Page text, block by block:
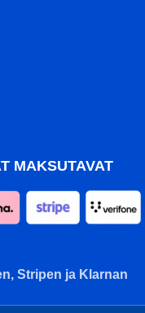
MAKSUTAVAT
Stripen ja Klarnan